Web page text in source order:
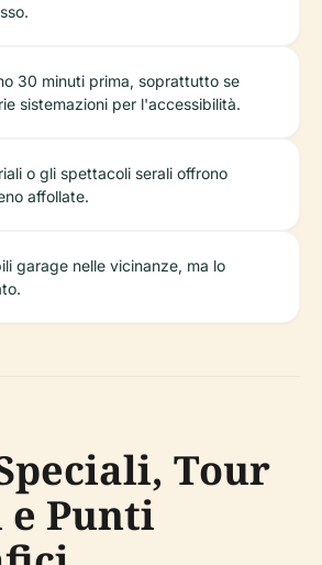
30 minuti prima, soprattutto se
sistemazioni per l'accessibilità.
o gli spettacoli serali offrono
affollate.
garage nelle vicinanze, ma lo
Tour
Punti